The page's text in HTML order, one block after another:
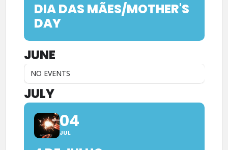
DIA DAS MÃES/MOTHER'S
DAY
JUNE
NO EVENTS
JULY
04
JUL